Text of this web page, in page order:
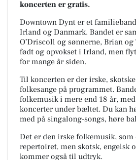
koncerten er gratis.
Downtown Dynt er et
Irland og Danmark. Bandet er
O’Driscoll og sønnerne, Brian og
født og opvokset i Irland, men
for mange år siden.
Til koncerten er der irske,
folkesange på programmet.
folkemusik i mere end 18 år,
koncerter under bæltet. Du kan
med på singalong-songs, høre
Det er den irske folkemusik,
repertoiret, men skotsk, engelsk
kommer også til udtryk.